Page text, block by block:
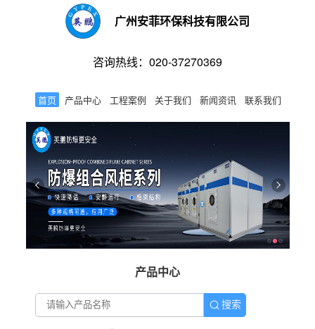
广州安菲环保科技有限公司
咨询热线：020-37270369
首页 产品中心 工程案例 关于我们 新闻资讯 联系我们
产品中心
搜索